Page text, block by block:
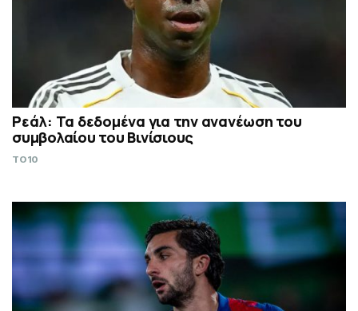
Ρεάλ: Τα δεδομένα για την ανανέωση του
συμβολαίου του Βινίσιους
TO10